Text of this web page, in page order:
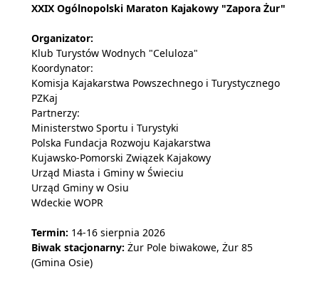
XXIX Ogólnopolski Maraton Kajakowy "Zapora Żur"
Organizator:
Klub Turystów Wodnych "Celuloza"
Koordynator:
Komisja Kajakarstwa Powszechnego i Turystycznego
PZKaj
Partnerzy:
Ministerstwo Sportu i Turystyki
Polska Fundacja Rozwoju Kajakarstwa
Kujawsko-Pomorski Związek Kajakowy
Urząd Miasta i Gminy w Świeciu
Urząd Gminy w Osiu
Wdeckie WOPR
Termin: 14-16 sierpnia 2026
Biwak stacjonarny: Żur Pole biwakowe, Żur 85
(Gmina Osie)